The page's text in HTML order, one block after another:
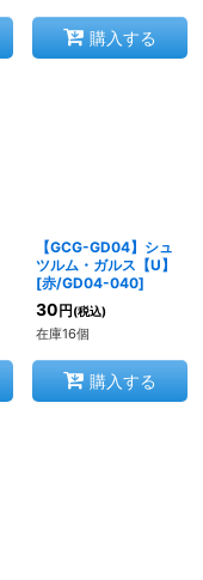
購入する
【GCG-GD04】シュ
ツルム・ガルス【U】
[赤/GD04-040]
30 円 (税込)
在庫16個
購入する